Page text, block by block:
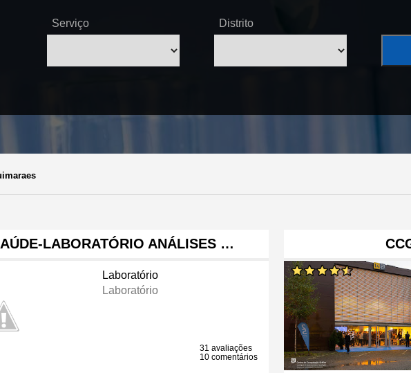
Serviço Distrito
LABORATÓRIO ANÁLISES …
Laboratório
Laboratório
31 avaliações
10 comentários